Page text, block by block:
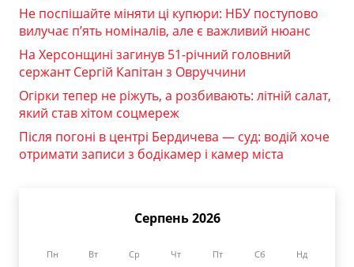
Не поспішайте міняти ці купюри: НБУ поступово
вилучає п’ять номіналів, але є важливий нюанс
На Херсонщині загинув 51-річний головний
сержант Сергій Капітан з Овруччини
Огірки тепер не ріжуть, а розбивають: літній салат,
який став хітом соцмереж
Після погоні в центрі Бердичева — суд: водій хоче
отримати записи з бодікамер і камер міста
Серпень 2026
Пн Вт Ср Чт Пт Сб Нд